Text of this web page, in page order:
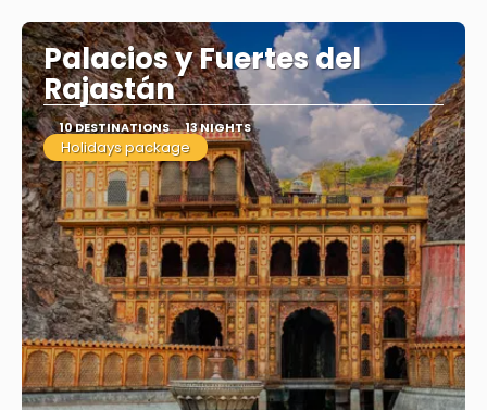
Palacios y Fuertes del
Rajastán
10 DESTINATIONS 13 NIGHTS
Holidays package